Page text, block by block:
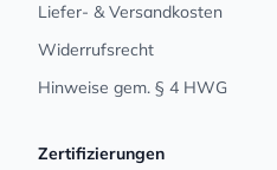
Liefer- & Versandkosten
Widerrufsrecht
Hinweise gem. § 4 HWG
Zertifizierungen